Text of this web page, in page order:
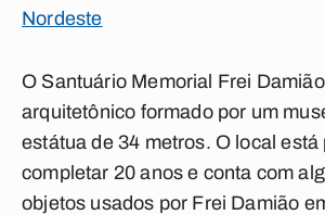
Nordeste
O Santuário Memorial Frei
arquitetônico formado por um
estátua de 34 metros. O local está
completar 20 anos e conta com
objetos usados por Frei Damião